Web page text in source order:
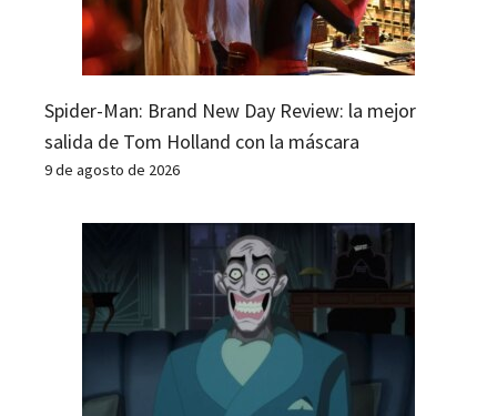
Spider-Man: Brand New Day Review: la mejor
salida de Tom Holland con la máscara
9 de agosto de 2026